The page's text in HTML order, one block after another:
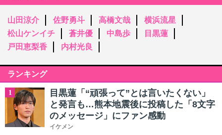
山田涼介 佐野勇斗 高橋文哉
横浜流星
松山ケンイチ
蒼井優 中島歩
目黒蓮
戸田恵梨香
内村光良
ランキング
1
目黒蓮「“頑張って”とは言いたくない」
と発言も…熊本地震後に投稿した「8文字
のメッセージ」にファン感動
イケメン